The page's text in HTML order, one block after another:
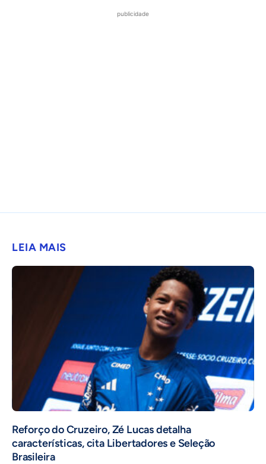
publicidade
LEIA MAIS
⁠Reforço do Cruzeiro, Zé Lucas detalha
características, cita Libertadores e Seleção
Brasileira